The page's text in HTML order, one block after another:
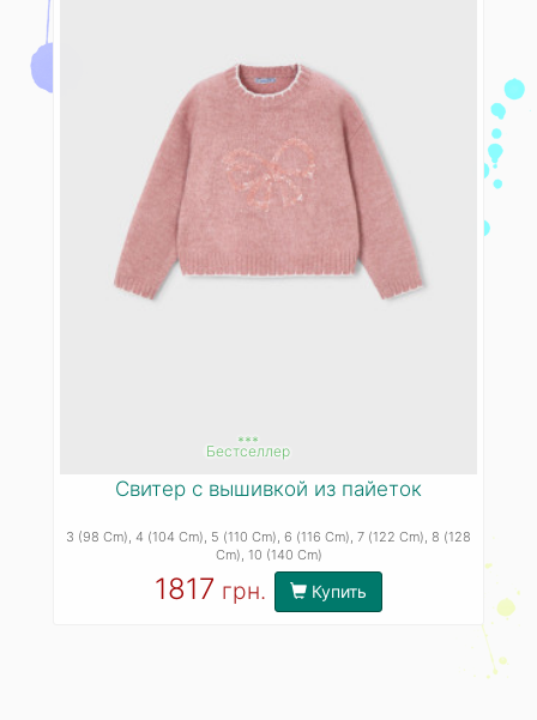
***
Бестселлер
Свитер с вышивкой из пайеток
3 (98 Cm), 4 (104 Cm), 5 (110 Cm), 6 (116 Cm), 7 (122 Cm), 8 (128
Cm), 10 (140 Cm)
1817 грн. Купить